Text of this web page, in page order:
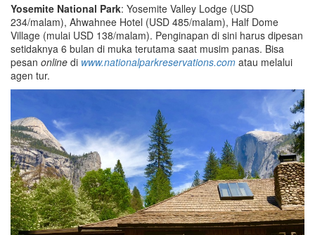
Yosemite National Park: Yosemite Valley Lodge (USD
234/malam), Ahwahnee Hotel (USD 485/malam), Half Dome
Village (mulai USD 138/malam). Penginapan di sini harus dipesan
setidaknya 6 bulan di muka terutama saat musim panas. Bisa
pesan online di www.nationalparkreservations.com atau melalui
agen tur.